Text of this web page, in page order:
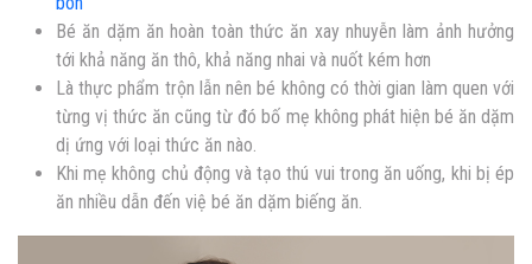
Bé ăn dặm ăn hoàn toàn thức ăn xay nhuyễn làm ảnh hưởng
tới khả năng ăn thô, khả năng nhai và nuốt kém hơn
Là thực phẩm trộn lẫn nên bé không có thời gian làm quen với
từng vị thức ăn cũng từ đó bố mẹ không phát hiện bé ăn dặm
dị ứng với loại thức ăn nào.
Khi mẹ không chủ động và tạo thú vui trong ăn uống, khi bị ép
ăn nhiều dẫn đến việ bé ăn dặm biếng ăn.